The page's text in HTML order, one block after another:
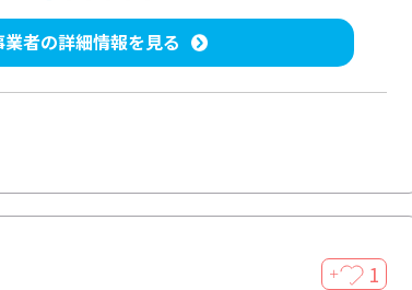
業者の詳細情報を見る
＋ 1